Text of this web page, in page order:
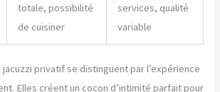
totale, possibilité
de cuisiner
services, qualité
variable
privatif se distinguent par l’expérience
Elles créent un cocon d’intimité parfait pour